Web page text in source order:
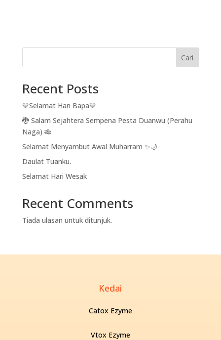
Cari
Recent Posts
💙Selamat Hari Bapa💙
🐉 Salam Sejahtera Sempena Pesta Duanwu (Perahu
Naga) 🎋
Selamat Menyambut Awal Muharram ✨🌙
Daulat Tuanku.
Selamat Hari Wesak
Recent Comments
Tiada ulasan untuk ditunjuk.
Kedai
Catox Ezyme
Vtox Ezyme